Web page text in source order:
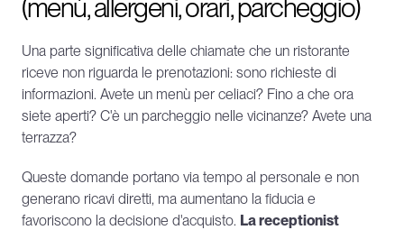
(menù, allergeni, orari, parcheggio)
Una parte significativa delle chiamate che un ristorante
riceve non riguarda le prenotazioni: sono richieste di
informazioni. Avete un menù per celiaci? Fino a che ora
siete aperti? C'è un parcheggio nelle vicinanze? Avete una
terrazza?
Queste domande portano via tempo al personale e non
generano ricavi diretti, ma aumentano la fiducia e
favoriscono la decisione d'acquisto. La receptionist